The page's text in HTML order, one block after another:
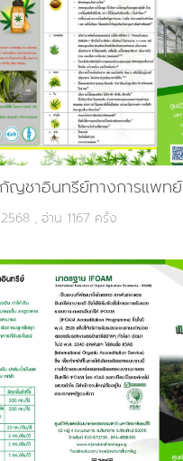
ญชาอินทรีย์ทางการแพทย์
, อ่าน 1167 ครั้ง